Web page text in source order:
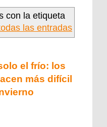
con la etiqueta
las entradas
el frío: los
más difícil